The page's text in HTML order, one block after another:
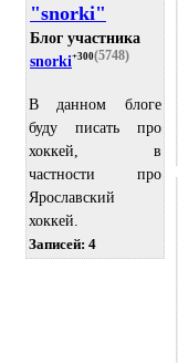
"snorki"
Блог участника
snorki+300(5748)
В данном блоге
буду писать про
хоккей, в
частности про
Ярославский
хоккей.
Записей: 4